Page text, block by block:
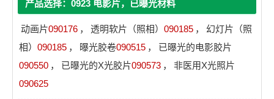
产品选择：0923 电影片，已曝光材料
动画片090176 ， 透明软片（照相） 090185 ，
幻灯片（照
相） 090185 ， 曝光胶卷090515 ，
已曝光的电影胶片
090550 ， 已曝光的X光胶片090573 ，
非医用X光照片
090625